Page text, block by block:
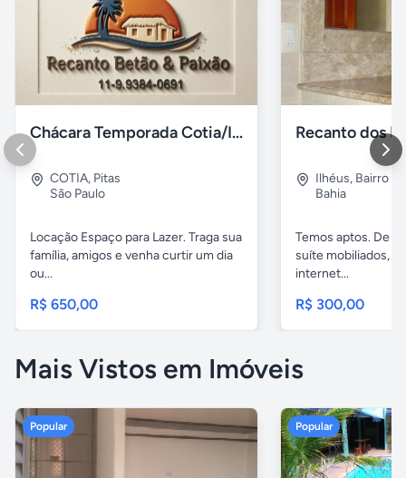
Chácara Temporada Cotia/Itapevi
COTIA, Pitas
São Paulo
Locação Espaço para Lazer. Traga sua
família, amigos e venha curtir um dia
ou...
R$ 650,00
Recanto dos
Ilhéus, Bairro
Bahia
Temos aptos. De
suíte mobiliados,
internet...
R$ 300,00
Mais Vistos em Imóveis
Popular Popular